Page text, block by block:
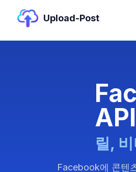
Upload-Post
API
릴,
Facebook에 콘텐